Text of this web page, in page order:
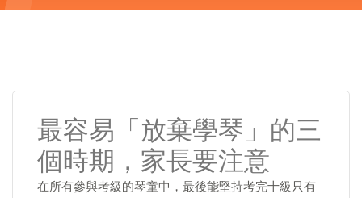
最容易「放棄學琴」的三
個時期，家長要注意
在所有參與考級的琴童中，最後能堅持考完十級只有